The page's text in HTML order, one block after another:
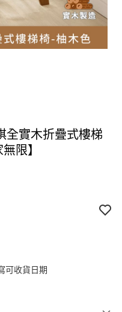
全實木折疊式樓梯
限】
可收貨日期